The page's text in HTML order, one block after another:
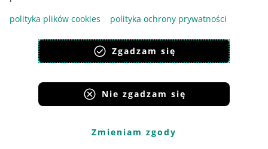
polityka plików cookies
polityka ochrony prywatności
Zgadzam się
Nie zgadzam się
Zmieniam zgody
wadze od 10 do 20 kg
CZK
Usługa dodatkowa: dopłata do przesyłki o
wadze od 20 do 31,5 kg
138 + 139
Maks. cena dostawy, jaką możesz ustawić w
cenniku dla kupującego
CZK
Alegro Kurier DHL Czechy – dostawa jutro pobranie*